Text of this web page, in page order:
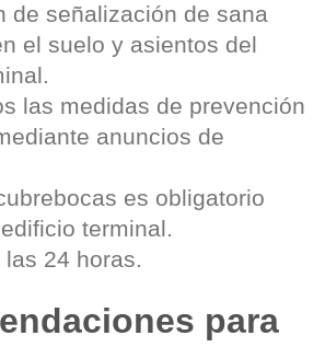
de señalización de sana
el suelo y asientos del
las medidas de prevención
anuncios de
es obligatorio
terminal.
24 horas.
para